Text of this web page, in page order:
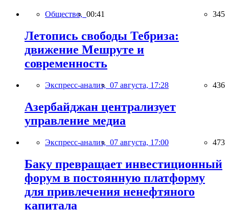
Общество, 00:41 345
Летопись свободы Тебриза:
движение Мешруте и
современность
Экспресс-анализ, 07 августа, 17:28 436
Азербайджан централизует
управление медиа
Экспресс-анализ, 07 августа, 17:00 473
Баку превращает инвестиционный
форум в постоянную платформу
для привлечения ненефтяного
капитала